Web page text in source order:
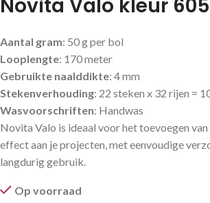
Novita Valo kleur
Aantal gram: 50 g per bol
Looplengte: 170 meter
Gebruikte naalddikte: 4 mm
Stekenverhouding: 22 steken x 32 rijen =
Wasvoorschriften: Handwas
Novita Valo is ideaal voor het toevoegen van
effect aan je projecten, met eenvoudige
langdurig gebruik.
Op voorraad